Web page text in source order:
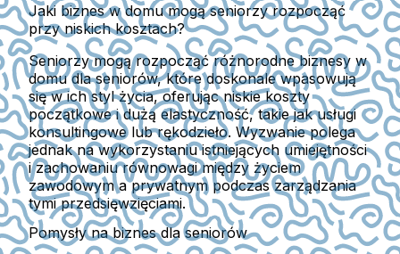
Jaki biznes w domu mogą seniorzy rozpocząć
przy niskich kosztach?
Seniorzy mogą rozpocząć różnorodne biznesy w
domu dla seniorów, które doskonale wpasowują
się w ich styl życia, oferując niskie koszty
początkowe i dużą elastyczność, takie jak usługi
konsultingowe lub rękodzieło. Wyzwanie polega
jednak na wykorzystaniu istniejących umiejętności
i zachowaniu równowagi między życiem
zawodowym a prywatnym podczas zarządzania
tymi przedsięwzięciami.
Pomysły na biznes dla seniorów